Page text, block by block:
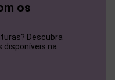
os
Descubra
na